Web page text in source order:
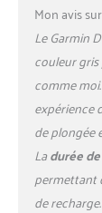
Mon avis
Le Garmin
couleur
comme
expérience
de plongée
Ladurée
permettant
de